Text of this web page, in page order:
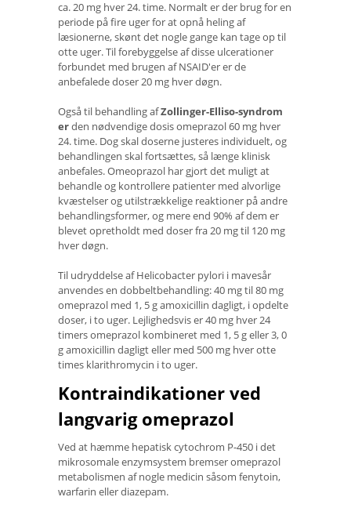
ca. 20 mg hver 24. time. Normalt er der brug for en
periode på fire uger for at opnå heling af
læsionerne, skønt det nogle gange kan tage op til
otte uger. Til forebyggelse af disse ulcerationer
forbundet med brugen af ​​NSAID'er er de
anbefalede doser 20 mg hver døgn.
Også til behandling afZollinger-Elliso-syndrom
erden nødvendige dosis omeprazol 60 mg hver
24. time. Dog skal doserne justeres individuelt, og
behandlingen skal fortsættes, så længe klinisk
anbefales. Omeoprazol har gjort det muligt at
behandle og kontrollere patienter med alvorlige
kvæstelser og utilstrækkelige reaktioner på andre
behandlingsformer, og mere end 90% af dem er
blevet opretholdt med doser fra 20 mg til 120 mg
hver døgn.
Til udryddelse af Helicobacter pylori i mavesår
anvendes en dobbeltbehandling: 40 mg til 80 mg
omeprazol med 1, 5 g amoxicillin dagligt, i opdelte
doser, i to uger. Lejlighedsvis er 40 mg hver 24
timers omeprazol kombineret med 1, 5 g eller 3, 0
g amoxicillin dagligt eller med 500 mg hver otte
times klarithromycin i to uger.
Kontraindikationer ved
langvarig omeprazol
Ved at hæmme hepatisk cytochrom P-450 i det
mikrosomale enzymsystem bremser omeprazol
metabolismen af ​​nogle medicin såsom fenytoin,
warfarin eller diazepam.